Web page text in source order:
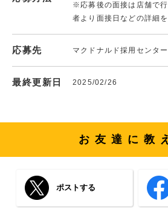
※応募後の面接は店舗で
者より面接日などの詳細
応募先 マクドナルド採用センター
最終更新日 2025/02/26
お友達に教
ポストする